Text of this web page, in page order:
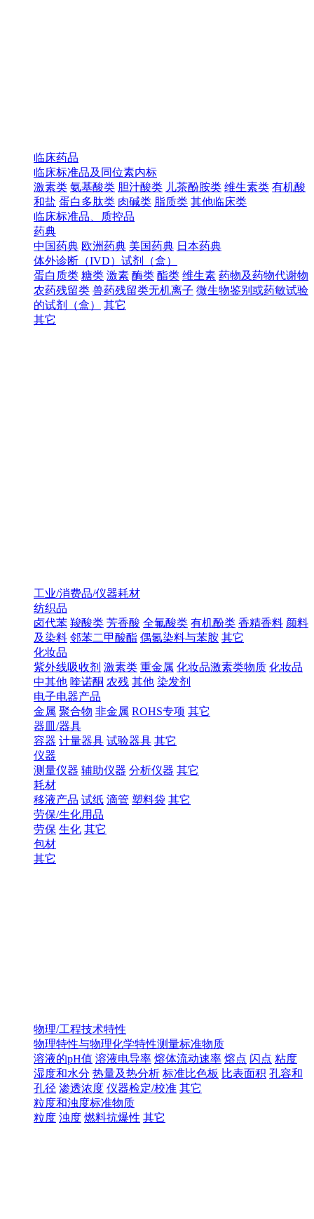
临床药品
临床标准品及同位素内标
激素类 氨基酸类 胆汁酸类 儿茶酚胺类 维生素类 有机酸
和盐 蛋白多肽类 肉碱类 脂质类 其他临床类
临床标准品、质控品
药典
中国药典 欧洲药典 美国药典 日本药典
体外诊断（IVD）试剂（盒）
蛋白质类 糖类 激素 酶类 酯类 维生素 药物及药物代谢物
农药残留类 兽药残留类无机离子 微生物鉴别或药敏试验
的试剂（盒）
其它
其它
工业/消费品/仪器耗材
纺织品
卤代苯 羧酸类 芳香酸 全氟酸类 有机酚类 香精香料 颜料
及染料 邻苯二甲酸酯 偶氮染料与苯胺 其它
化妆品
紫外线吸收剂 激素类 重金属 化妆品激素类物质 化妆品
中其他 喹诺酮 农残 其他 染发剂
电子电器产品
金属 聚合物 非金属 ROHS专项 其它
器皿/器具
容器 计量器具 试验器具 其它
仪器
测量仪器 辅助仪器 分析仪器 其它
耗材
移液产品 试纸 滴管 塑料袋 其它
劳保/生化用品
劳保 生化 其它
包材
其它
物理/工程技术特性
物理特性与物理化学特性测量标准物质
溶液的pH值 溶液电导率 熔体流动速率 熔点 闪点 粘度
湿度和水分 热量及热分析 标准比色板 比表面积 孔容和
孔径 渗透浓度 仪器检定/校准 其它
粒度和浊度标准物质
粒度 浊度 燃料抗爆性 其它